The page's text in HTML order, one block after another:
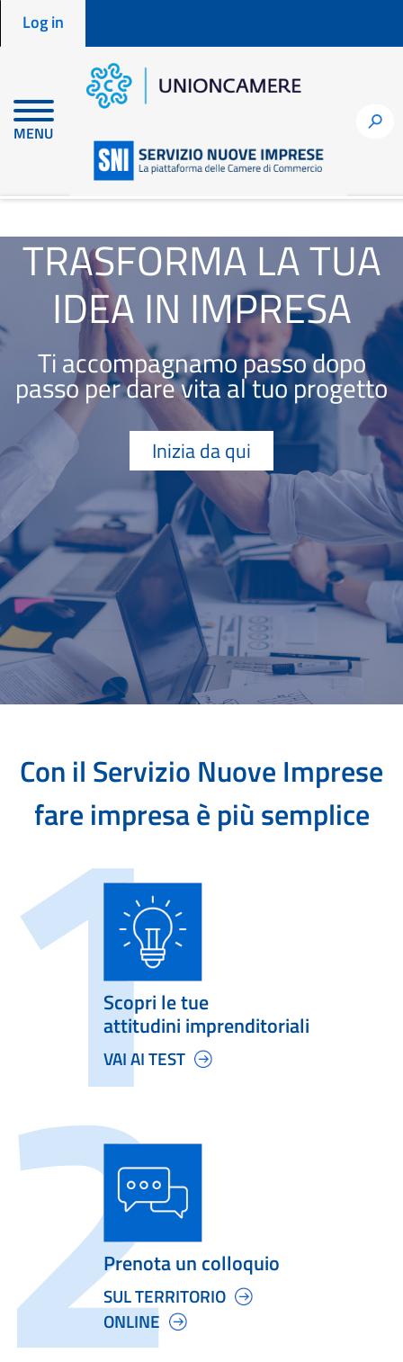
content
Menu profilo utente
Log in
MENU
h
en node
TRASFORMA LA TUA
IDEA IN IMPRESA
Ti accompagnamo passo dopo
passo per dare vita al tuo progetto
Inizia da qui
Con il Servizio Nuove Imprese
fare impresa è più semplice
Scopri le tue
attitudini imprenditoriali
VAI AI TEST
Prenota un colloquio
SUL TERRITORIO
ONLINE